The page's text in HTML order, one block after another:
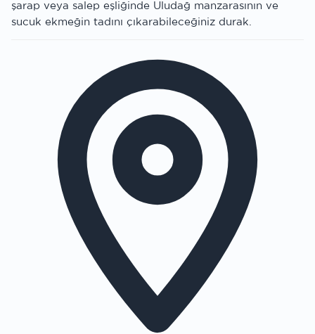
şarap veya salep eşliğinde Uludağ manzarasının ve
sucuk ekmeğin tadını çıkarabileceğiniz durak.